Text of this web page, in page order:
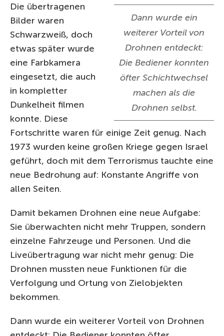
Dann wurde ein
weiterer Vorteil von
Drohnen entdeckt:
Die Bediener konnten
öfter Schichtwechsel
machen als die
Drohnen selbst.
Die übertragenen
Bilder waren
Schwarzweiß, doch
etwas später wurde
eine Farbkamera
eingesetzt, die auch
in kompletter
Dunkelheit filmen
konnte. Diese
Fortschritte waren für einige Zeit genug. Nach
1973 wurden keine großen Kriege gegen Israel
geführt, doch mit dem Terrorismus tauchte eine
neue Bedrohung auf: Konstante Angriffe von
allen Seiten.
Damit bekamen Drohnen eine neue Aufgabe:
Sie überwachten nicht mehr Truppen, sondern
einzelne Fahrzeuge und Personen. Und die
Liveübertragung war nicht mehr genug: Die
Drohnen mussten neue Funktionen für die
Verfolgung und Ortung von Zielobjekten
bekommen.
Dann wurde ein weiterer Vorteil von Drohnen